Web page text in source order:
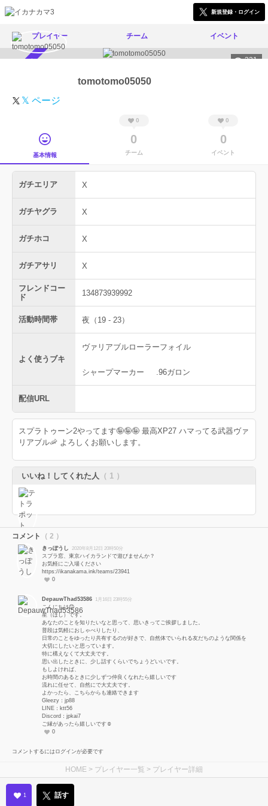
新規登録・ログイン
プレイヤー チーム イベント
331
tomotomo05050
𝕏 ページ
基本情報
0
0
チーム
0
0
イベント
ガチエリア X
ガチヤグラ X
ガチホコ X
ガチアサリ X
フレンドコー
ド
134873939992
活動時間帯 夜（19 - 23）
よく使うブキ
ヴァリアブルローラーフォイル
シャープマーカー .96ガロン
配信URL
スプラトゥーン2やってます🤪🤪🤪 最高XP27 ハマってる武器ヴァ
リアブル🦐 よろしくお願いします。
いいね！してくれた人 （ 1 ）
コメント （ 2 ）
きっぽうし 2020年8月12日 20時50分
スプラ窓、東京ハイカランドで遊びませんか？
お気軽にご入場ください
https://ikanakama.ink/teams/23941
0
DepauwThad53586 1月16日 23時55分
こんにちは😊
星（ほし）です。
あなたのことを知りたいなと思って、思いきってご挨拶しました。
普段は気軽におしゃべりしたり、
日常のことをゆったり共有するのが好きで、自然体でいられる友だちのような関係を
大切にしたいと思っています。
特に構えなくて大丈夫です。
思い出したときに、少し話すくらいでちょうどいいです。
もしよければ、
お時間のあるときに少しずつ仲良くなれたら嬉しいです
流れに任せて、自然にで大丈夫です。
よかったら、こちらからも連絡できます
Gleezy：jp88
LINE：ktt56
Discord：jpkai7
ご縁があったら嬉しいです☺️
0
コメントするにはログインが必要です
HOME > プレイヤー一覧 > プレイヤー詳細
1 話す